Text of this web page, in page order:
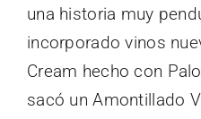
una historia muy
incorporado vinos
Cream hecho con
sacó un Amontillado